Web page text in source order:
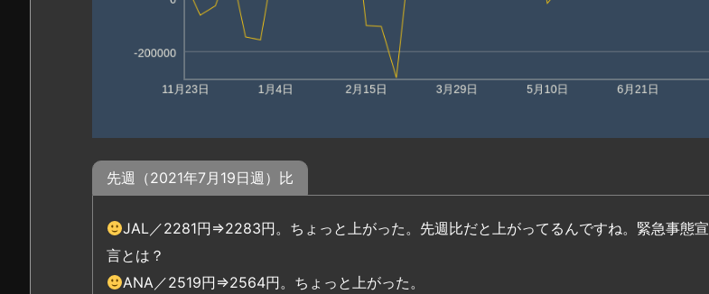
先週（2021年7月19日週）比
JAL／2281円⇒2283円。ちょっと上がった。先週比だと上がってるんですね。緊急事態宣
言とは？
ANA／2519円⇒2564円。ちょっと上がった。